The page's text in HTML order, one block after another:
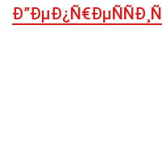
Ð”ÐµÐ¿Ñ€ÐµÑÑÐ¸Ñ